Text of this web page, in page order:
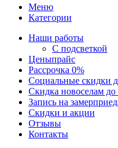
Меню
Категории
Наши работы
С подсветкой
Ценыпрайс
Рассрочка 0%
Социальные скидки
Скидка новоселам до
Запись на замер
Скидки и акции
Отзывы
Контакты